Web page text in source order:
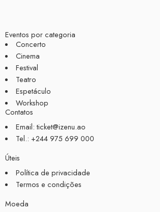
Eventos por categoria
Concerto
Cinema
Festival
Teatro
Espetáculo
Workshop
Contatos
Email: ticket@izenu.ao
Tel.: +244 975 699 000
Úteis
Política de privacidade
Termos e condições
Moeda